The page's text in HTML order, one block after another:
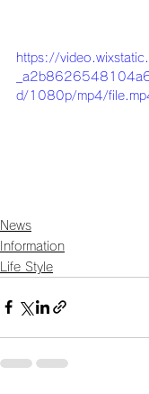
https://
d/1080p/mp4/
News
Information
Life Style